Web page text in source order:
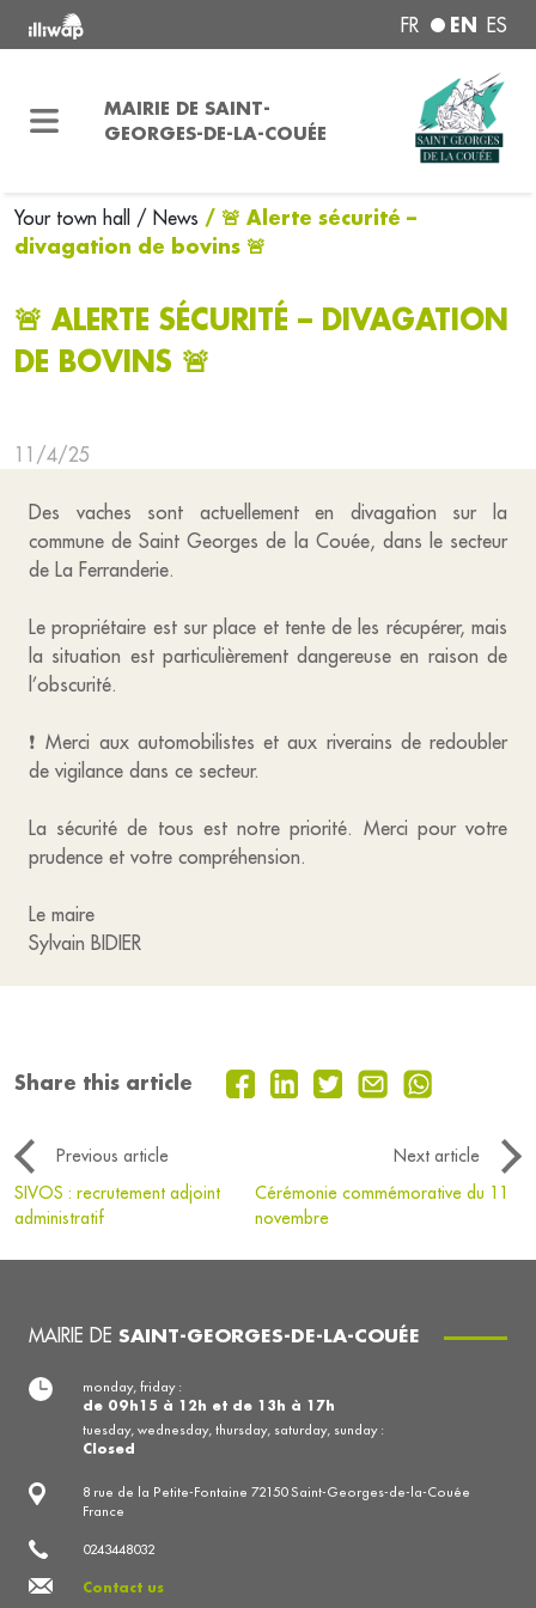
FR EN ES
MAIRIE DE SAINT-
GEORGES-DE-LA-COUÉE
Your town hall / News / 🚨 Alerte sécurité –
divagation de bovins 🚨
🚨 ALERTE SÉCURITÉ – DIVAGATION
DE BOVINS 🚨
11/4/25
Des vaches sont actuellement en divagation sur la
commune de Saint Georges de la Couée, dans le secteur
de La Ferranderie.
Le propriétaire est sur place et tente de les récupérer, mais
la situation est particulièrement dangereuse en raison de
l’obscurité.
❗ Merci aux automobilistes et aux riverains de redoubler
de vigilance dans ce secteur.
La sécurité de tous est notre priorité. Merci pour votre
prudence et votre compréhension.
Le maire
Sylvain BIDIER
Share this article
Previous article
Next article
SIVOS : recrutement adjoint
administratif
Cérémonie commémorative du 11
novembre
MAIRIE DE SAINT-GEORGES-DE-LA-COUÉE
8 rue de la Petite-Fontaine 72150 Saint-Georges-de-la-Couée
France
0243448032
Contact us
monday, friday :
de 09h15 à 12h et de 13h à 17h
tuesday, wednesday, thursday, saturday, sunday :
Closed